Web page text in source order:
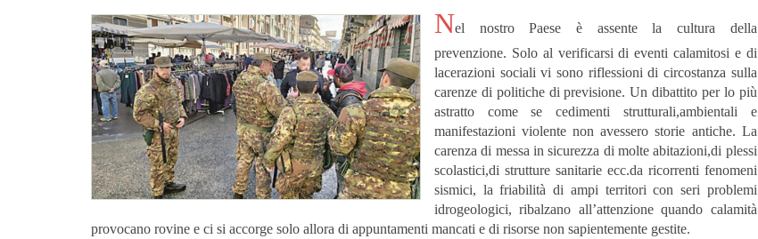
Nel nostro Paese è assente la cultura della
prevenzione. Solo al verificarsi di eventi calamitosi e di
lacerazioni sociali vi sono riflessioni di circostanza sulla
carenze di politiche di previsione.Un dibattito per lo più
astratto come se cedimenti strutturali,ambientali e
manifestazioni violente non avessero storie antiche. La
carenza di messa in sicurezza di molte abitazioni,di plessi
scolastici,di strutture sanitarie ecc.da ricorrenti fenomeni
sismici, la friabilità di ampi territori con seri problemi
idrogeologici, ribalzano all’attenzione quando calamità
provocano rovine e ci si accorge solo allora di appuntamenti mancati e di risorse non sapientemente gestite.